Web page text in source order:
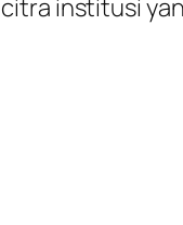
institusi